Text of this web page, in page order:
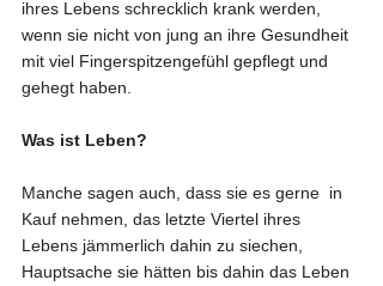
ihres Lebens schrecklich krank werden,
wenn sie nicht von jung an ihre Gesundheit
mit viel Fingerspitzengefühl gepflegt und
gehegt haben.
Was ist Leben?
Manche sagen auch, dass sie es gerne  in
Kauf nehmen, das letzte Viertel ihres
Lebens jämmerlich dahin zu siechen,
Hauptsache sie hätten bis dahin das Leben